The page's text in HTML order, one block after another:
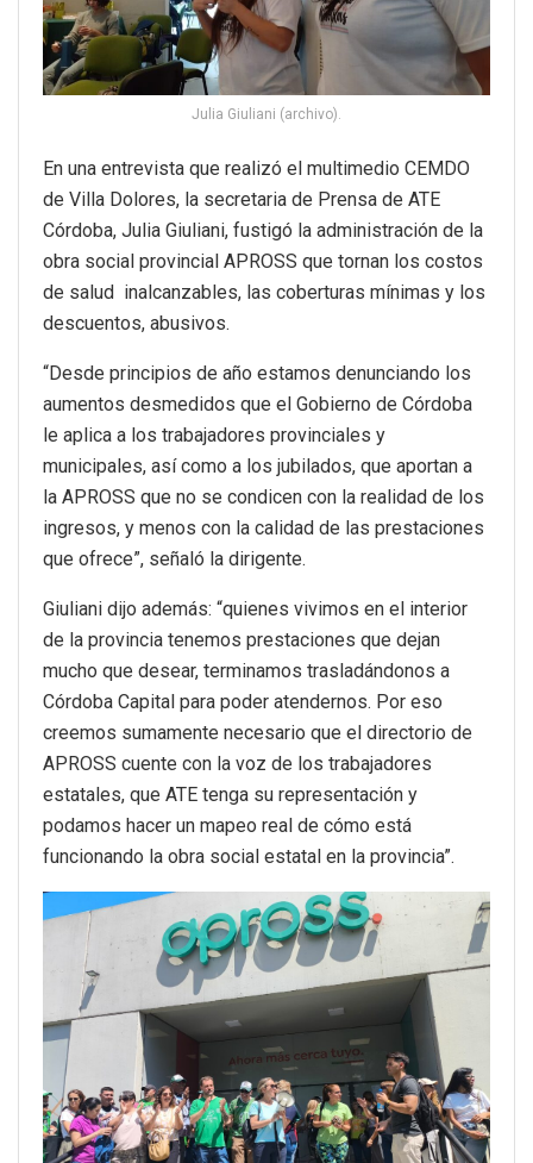
Julia Giuliani (archivo).
En una entrevista que realizó el multimedio CEMDO
de Villa Dolores, la secretaria de Prensa de ATE
Córdoba, Julia Giuliani, fustigó la administración de la
obra social provincial APROSS que tornan los costos
de salud inalcanzables, las coberturas mínimas y los
descuentos, abusivos.
“Desde principios de año estamos denunciando los
aumentos desmedidos que el Gobierno de Córdoba
le aplica a los trabajadores provinciales y
municipales, así como a los jubilados, que aportan a
la APROSS que no se condicen con la realidad de los
ingresos, y menos con la calidad de las prestaciones
que ofrece”, señaló la dirigente.
Giuliani dijo además: “quienes vivimos en el interior
de la provincia tenemos prestaciones que dejan
mucho que desear, terminamos trasladándonos a
Córdoba Capital para poder atendernos. Por eso
creemos sumamente necesario que el directorio de
APROSS cuente con la voz de los trabajadores
estatales, que ATE tenga su representación y
podamos hacer un mapeo real de cómo está
funcionando la obra social estatal en la provincia”.